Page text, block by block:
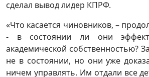
сделал вывод лидер КПРФ.
«Что касается чиновников, –
- в состоянии ли они
академической собственностью?
не в состоянии, но они уже
ничем управлять. Им отдали все